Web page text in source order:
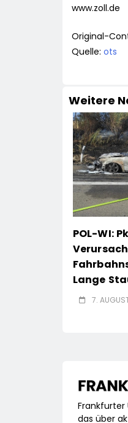
www.zoll.de
Original-
Quelle: ots
Weitere
POL-WI:
Lange
7.
Frankfurter
das über